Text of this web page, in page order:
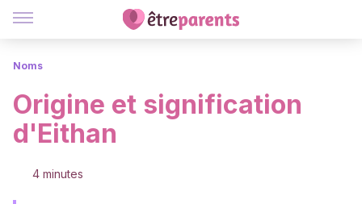
Noms
Origine et signification
d'Eithan
4 minutes